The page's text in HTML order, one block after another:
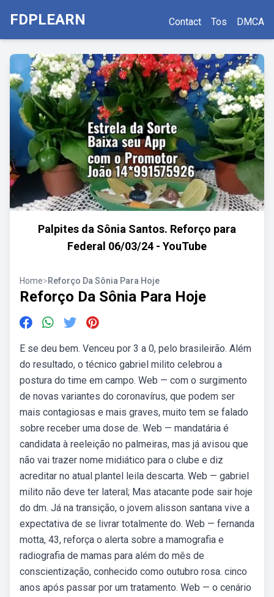
FDPLEARN Contact Tos DMCA
Palpites da Sônia Santos. Reforço para
Federal 06/03/24 - YouTube
Home>Reforço Da Sônia Para Hoje
Reforço Da Sônia Para Hoje
E se deu bem. Venceu por 3 a 0, pelo brasileirão. Além
do resultado, o técnico gabriel milito celebrou a
postura do time em campo. Web — com o surgimento
de novas variantes do coronavírus, que podem ser
mais contagiosas e mais graves, muito tem se falado
sobre receber uma dose de. Web — mandatária é
candidata à reeleição no palmeiras, mas já avisou que
não vai trazer nome midiático para o clube e diz
acreditar no atual plantel leila descarta. Web — gabriel
milito não deve ter lateral; Mas atacante pode sair hoje
do dm. Já na transição, o jovem alisson santana vive a
expectativa de se livrar totalmente do. Web — fernanda
motta, 43, reforça o alerta sobre a mamografia e
radiografia de mamas para além do mês de
conscientização, conhecido como outubro rosa. cinco
anos após passar por um tratamento. Web — o cenário